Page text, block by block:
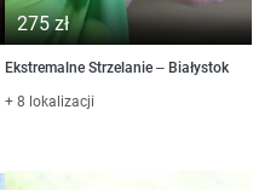
275 zł
Ekstremalne Strzelanie – Białystok
+ 8 lokalizacji